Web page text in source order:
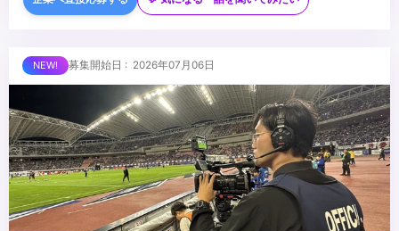
・SNS・ショート動画コンテンツの企画経験
...
募集開始日 : 2026年07月06日